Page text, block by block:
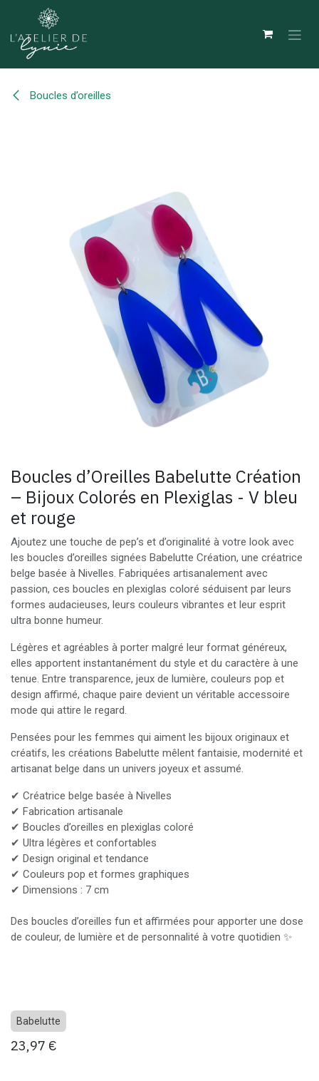
Se rendre au contenu
Boucles d’oreilles
Boucles d’Oreilles Babelutte Création
– Bijoux Colorés en Plexiglas - V bleu
et rouge
Ajoutez une touche de pep’s et d’originalité à votre look avec
les boucles d’oreilles signées Babelutte Création, une créatrice
belge basée à Nivelles. Fabriquées artisanalement avec
passion, ces boucles en plexiglas coloré séduisent par leurs
formes audacieuses, leurs couleurs vibrantes et leur esprit
ultra bonne humeur.
Légères et agréables à porter malgré leur format généreux,
elles apportent instantanément du style et du caractère à une
tenue. Entre transparence, jeux de lumière, couleurs pop et
design affirmé, chaque paire devient un véritable accessoire
mode qui attire le regard.
Pensées pour les femmes qui aiment les bijoux originaux et
créatifs, les créations Babelutte mêlent fantaisie, modernité et
artisanat belge dans un univers joyeux et assumé.
✔ Créatrice belge basée à Nivelles
✔ Fabrication artisanale
✔ Boucles d’oreilles en plexiglas coloré
✔ Ultra légères et confortables
✔ Design original et tendance
✔ Couleurs pop et formes graphiques
✔ Dimensions : 7 cm
Des boucles d’oreilles fun et affirmées pour apporter une dose
de couleur, de lumière et de personnalité à votre quotidien ✨
Babelutte
23,97 €